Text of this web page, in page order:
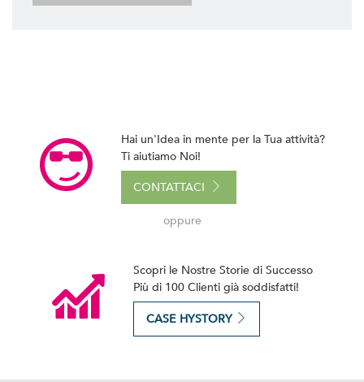
Hai un'Idea in mente per la Tua attività?
Ti aiutiamo Noi!
CONTATTACI
oppure
Scopri le Nostre Storie di Successo
Più di 100 Clienti già soddisfatti!
CASE HYSTORY